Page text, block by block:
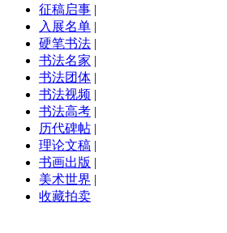
征稿启事 |
入展名单 |
硬笔书法 |
书法名家 |
书法团体 |
书法视频 |
书法高考 |
历代碑帖 |
理论文稿 |
书画出版 |
美术世界 |
收藏拍卖